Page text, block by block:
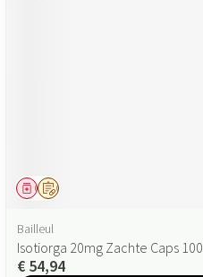
Op voorschrift
Geneesmiddel
Bailleul
Isotiorga 20mg Zachte Caps 100
€ 54,94